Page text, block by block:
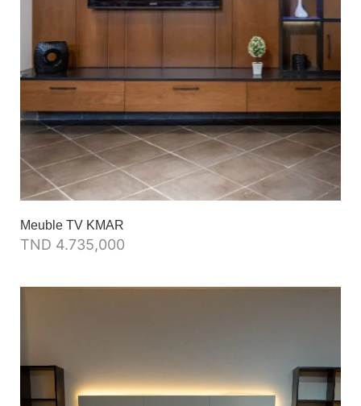
Meuble TV KMAR
TND 4.735,000